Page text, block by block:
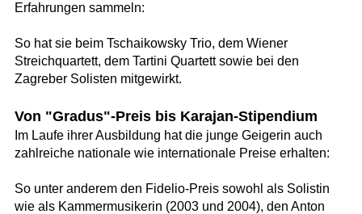
Erfahrungen sammeln:
So hat sie beim Tschaikowsky Trio, dem Wiener
Streichquartett, dem Tartini Quartett sowie bei den
Zagreber Solisten mitgewirkt.
Von "Gradus"-Preis bis Karajan-Stipendium
Im Laufe ihrer Ausbildung hat die junge Geigerin auch
zahlreiche nationale wie internationale Preise erhalten:
So unter anderem den Fidelio-Preis sowohl als Solistin
wie als Kammermusikerin (2003 und 2004), den Anton